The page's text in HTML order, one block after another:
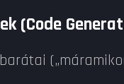
(Code